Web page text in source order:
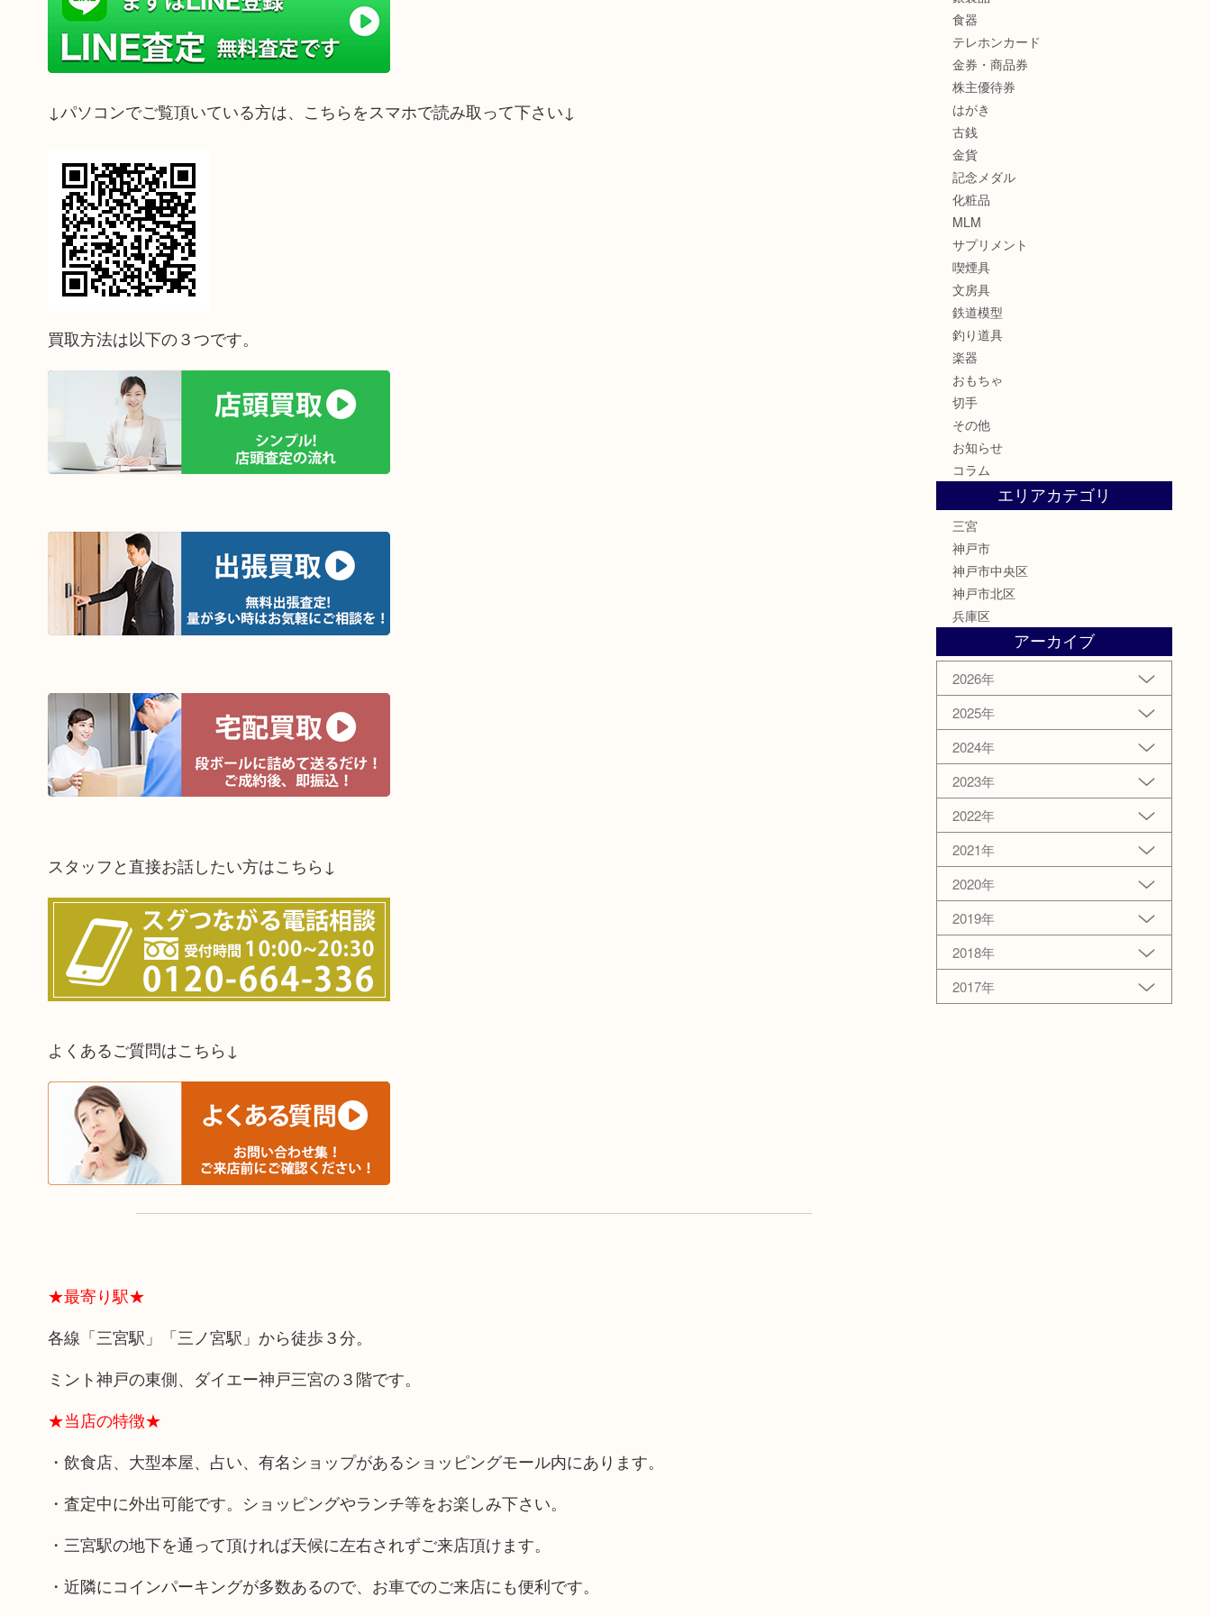
↓パソコンでご覧頂いている方は、こちらをスマホで読み取って下さい↓
買取方法は以下の３つです。
スタッフと直接お話したい方はこちら↓
よくあるご質問はこちら↓
★最寄り駅★
各線「三宮駅」「三ノ宮駅」から徒歩３分。
ミント神戸の東側、ダイエー神戸三宮の３階です。
★当店の特徴★
・飲食店、大型本屋、占い、有名ショップがあるショッピングモール内にあります。
・査定中に外出可能です。ショッピングやランチ等をお楽しみ下さい。
・三宮駅の地下を通って頂ければ天候に左右されずご来店頂けます。
・近隣にコインパーキングが多数あるので、お車でのご来店にも便利です。
食器
テレホンカード
金券・商品券
株主優待券
はがき
古銭
金貨
記念メダル
化粧品
MLM
サプリメント
喫煙具
文房具
鉄道模型
釣り道具
楽器
おもちゃ
切手
その他
お知らせ
コラム
エリアカテゴリ
三宮
神戸市
神戸市中央区
神戸市北区
兵庫区
アーカイブ
2026年
2025年
2024年
2023年
2022年
2021年
2020年
2019年
2018年
2017年